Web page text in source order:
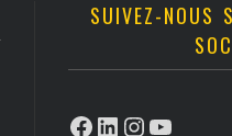
SUIVEZ-NOUS
Facebook
LinkedIn
Instagram